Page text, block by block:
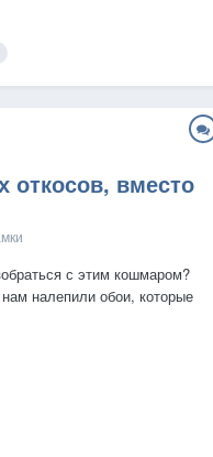
откосов, вместо
с этим кошмаром?
налепили обои, которые
только об установке
труд, ин...